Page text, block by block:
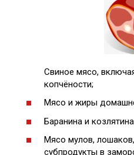
Свиное мясо,
копчёности;
Мясо и жиры
Баранина и
Мясо мулов,
субпродукты в